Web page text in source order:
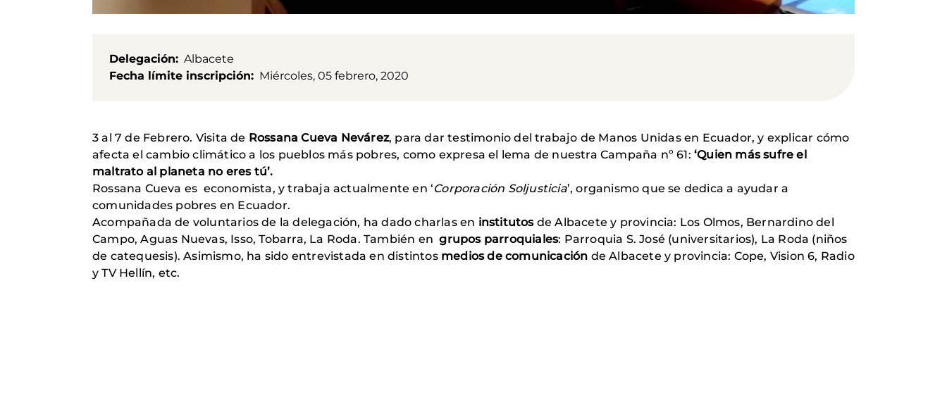
Delegación
Albacete
Fecha límite inscripción
Miércoles, 05 febrero, 2020
3 al 7 de Febrero. Visita de Rossana Cueva Nevárez, para dar testimonio del trabajo de Manos Unidas en Ecuador, y explicar cómo
afecta el cambio climático a los pueblos más pobres, como expresa el lema de nuestra Campaña nº 61:‘Quien más sufre el
maltrato al planeta no eres tú’.
Rossana Cueva es economista, y trabaja actualmente en ‘Corporación Soljusticia’, organismo que se dedica a ayudar a
comunidades pobres en Ecuador.
Acompañada de voluntarios de la delegación, ha dado charlas en institutosde Albacete y provincia: Los Olmos, Bernardino del
Campo, Aguas Nuevas, Isso, Tobarra, La Roda. También engrupos parroquiales: Parroquia S. José (universitarios), La Roda (niños
de catequesis). Asimismo, ha sido entrevistada en distintos medios de comunicación de Albacete y provincia: Cope, Vision 6, Radio
y TV Hellín, etc.